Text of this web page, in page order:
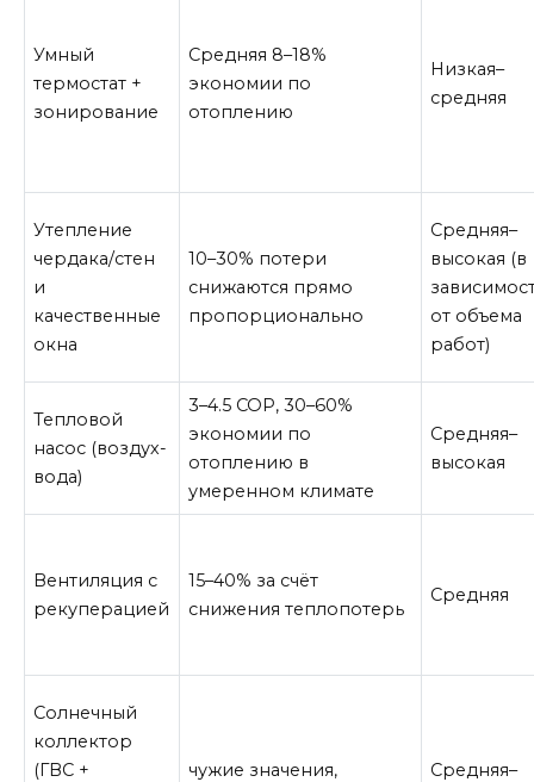
Умный
термостат +
зонирование
Средняя 8–18%
экономии по
отоплению
Низкая–
средняя
Утепление
чердака/стен
и
качественные
окна
10–30% потери
снижаются прямо
пропорционально
Средняя–
высокая (в
от объема
работ)
Тепловой
насос (воздух-
вода)
3–4.5 COP, 30–60%
экономии по
отоплению в
умеренном климате
Средняя–
высокая
Вентиляция с
рекуперацией
15–40% за счёт
снижения теплопотерь
Средняя
Солнечный
коллектор
(ГВС +
чужие значения,
Средняя–